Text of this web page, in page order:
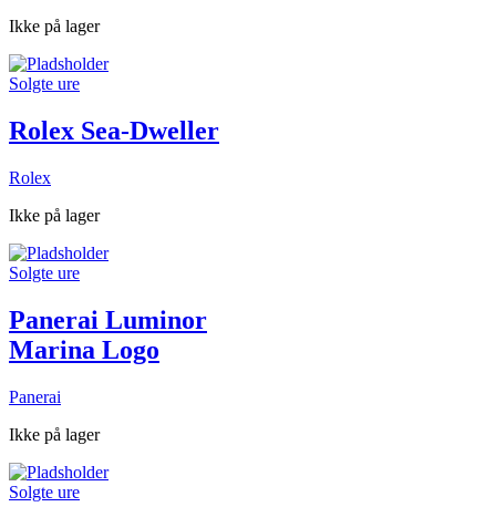
Ikke på lager
Solgte ure
Rolex Sea-Dweller
Rolex
Ikke på lager
Solgte ure
Panerai Luminor
Marina Logo
Panerai
Ikke på lager
Solgte ure